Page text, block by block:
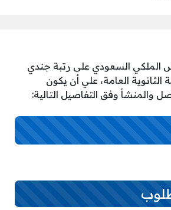
الملكي السعودي على رتبة جندي
العامة، علي أن يكون
والمنشأ وفق التفاصيل التالية: